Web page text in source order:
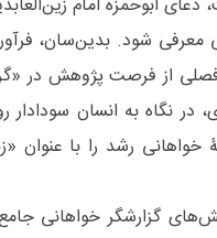
ابوحمزه امام
معرفی شود. بدین‌سان،
فصلی از فرصت پژوهش در
در نگاه به انسان
رشد را با عنوان
گزارشگر خواهانی